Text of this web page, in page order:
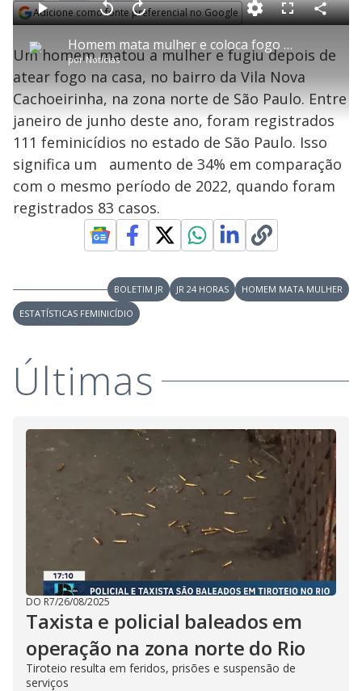
Adicione como fonte preferencial no Google
P
l
a
y
V
i
e
o
Homem mata mulher e coloca fogo em casa na zona norte de SP
porNotícias
P V
t
a
r
n
d
o
s
A
n
ç
a
1
s
e
u
n
o
s
M
u
a
d
e
:
3
.
1
%
F
l
s
c
e
n
C
o
a
r
a
Um homem matou a mulher e fugiu depois de
atear fogo na casa, no bairro da Vila Nova
Cachoeirinha, na zona norte de São Paulo. Entre
janeiro de junho deste ano, foram registrados
111 feminicídios no estado de São Paulo. Isso
significa um aumento de 34% em comparação
com o mesmo período de 2022, quando foram
registrados 83 casos.
BOLETIM JR JR 24 HORAS
HOMEM MATA MULHER
ESTATÍSTICAS FEMINICÍDIO
Últimas
DO R7/26/08/2025
Taxista e policial baleados em
operação na zona norte do Rio
Tiroteio resulta em feridos, prisões e suspensão de
serviços